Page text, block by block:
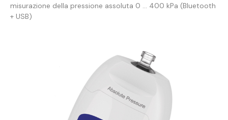
misurazione della pressione assoluta 0 ... 400 kPa (Bluetooth
+ USB)